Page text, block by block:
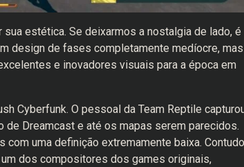
estética. Se deixarmos a nostalgia de lado, é
design de fases completamente medíocre, mas
e inovadores visuais para a época em
Cyberfunk. O pessoal da Team Reptile
Dreamcast e até os mapas serem parecidos.
uma definição extremamente baixa.
dos compositores dos games originais,